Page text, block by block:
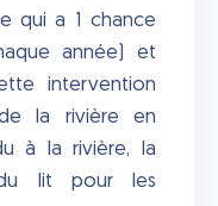
qui a 1 chance
année) et
intervention
la rivière en
à la rivière, la
du lit pour les